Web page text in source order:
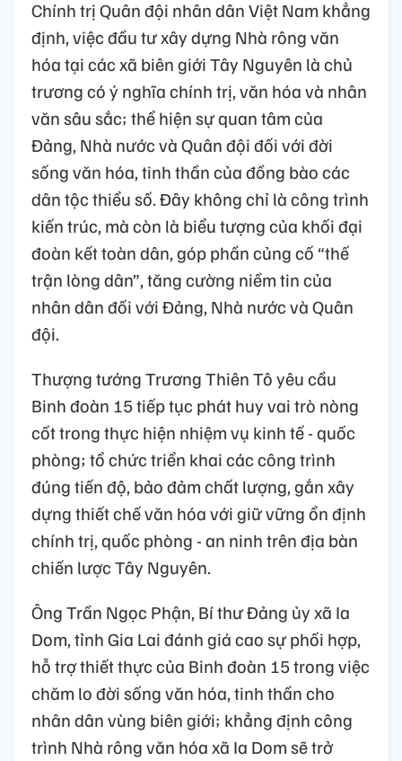
Chính trị Quân đội nhân dân Việt Nam khẳng
định, việc đầu tư xây dựng Nhà rông văn
hóa tại các xã biên giới Tây Nguyên là chủ
trương có ý nghĩa chính trị, văn hóa và nhân
văn sâu sắc; thể hiện sự quan tâm của
Đảng, Nhà nước và Quân đội đối với đời
sống văn hóa, tinh thần của đồng bào các
dân tộc thiểu số. Đây không chỉ là công trình
kiến trúc, mà còn là biểu tượng của khối đại
đoàn kết toàn dân, góp phần củng cố “thế
trận lòng dân”, tăng cường niềm tin của
nhân dân đối với Đảng, Nhà nước và Quân
đội.
Thượng tướng Trương Thiên Tô yêu cầu
Binh đoàn 15 tiếp tục phát huy vai trò nòng
cốt trong thực hiện nhiệm vụ kinh tế - quốc
phòng; tổ chức triển khai các công trình
đúng tiến độ, bảo đảm chất lượng, gắn xây
dựng thiết chế văn hóa với giữ vững ổn định
chính trị, quốc phòng - an ninh trên địa bàn
chiến lược Tây Nguyên.
Ông Trần Ngọc Phận, Bí thư Đảng ủy xã Ia
Dom, tỉnh Gia Lai đánh giá cao sự phối hợp,
hỗ trợ thiết thực của Binh đoàn 15 trong việc
chăm lo đời sống văn hóa, tinh thần cho
nhân dân vùng biên giới; khẳng định công
trình Nhà rông văn hóa xã Ia Dom sẽ trở